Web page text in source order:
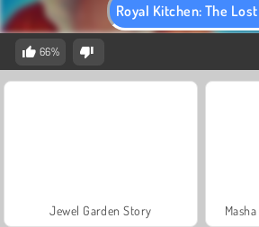
Royal Kitchen: The
66%
Jewel Garden Story